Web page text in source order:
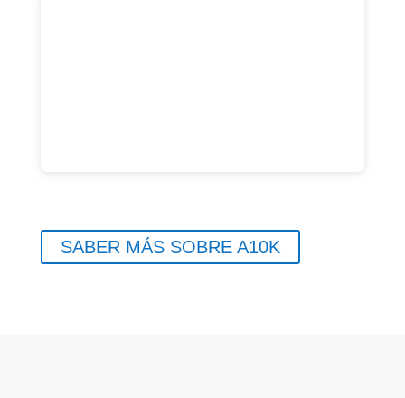
SABER MÁS SOBRE A10K